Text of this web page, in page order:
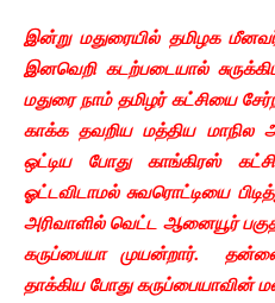
இன்று மதுரையில் தமிழக
இனவெறி கடற்படையால்
மதுரை நாம் தமிழர் கட்சியை
காக்க தவறிய மத்திய மாநில
ஒட்டிய போது காங்கிரஸ்
ஓட்டவிடாமல் சுவரொட்டியை
அரிவாளில் வெட்ட ஆனையூர்
கருப்பையா முயன்றார்.
தாக்கிய போது கருப்பையாவின்